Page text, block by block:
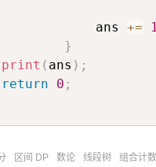
ans
+=
}
print ( ans ) ;
return
0 ;
区间 DP 数论 线段树 组合计数